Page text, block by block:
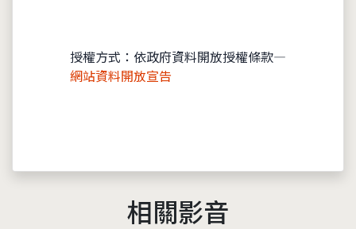
授權方式：依政府資料開放授權條款—
網站資料開放宣告
相關影音